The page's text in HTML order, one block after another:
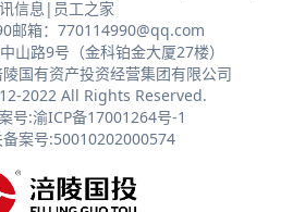
信息 | 员工之家
邮箱：770114990@qq.com
山路9号（金科铂金大厦27楼）
国有资产投资经营集团有限公司
2022 All Rights Reserved.
号:渝ICP备17001264号-1
备案号:50010202000574